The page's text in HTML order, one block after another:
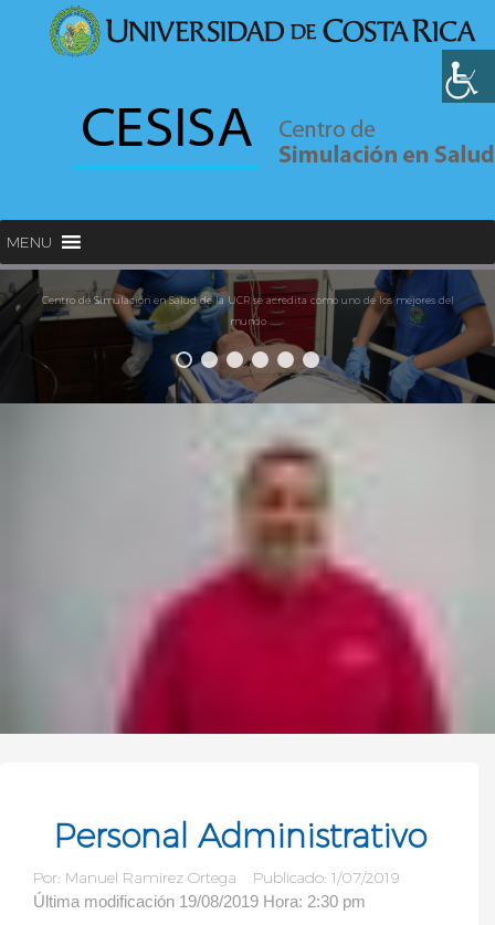
MENU
Centro de Simulación en Salud de la UCR se acredita como uno de los mejores del
mundo
Personal Administrativo
Por: Manuel Ramirez Ortega Publicado: 1/07/2019
Última modificación 19/08/2019 Hora: 2:30 pm